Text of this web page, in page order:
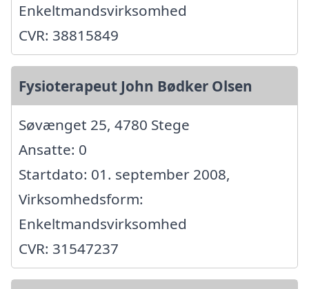
Enkeltmandsvirksomhed
CVR: 38815849
Fysioterapeut John Bødker Olsen
Søvænget 25, 4780 Stege
Ansatte: 0
Startdato: 01. september 2008,
Virksomhedsform:
Enkeltmandsvirksomhed
CVR: 31547237